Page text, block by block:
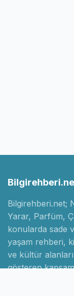
Bilgirehberi.net;
Yarar, Parfüm,
konularda sade
yaşam rehberi,
ve kültür
gösteren